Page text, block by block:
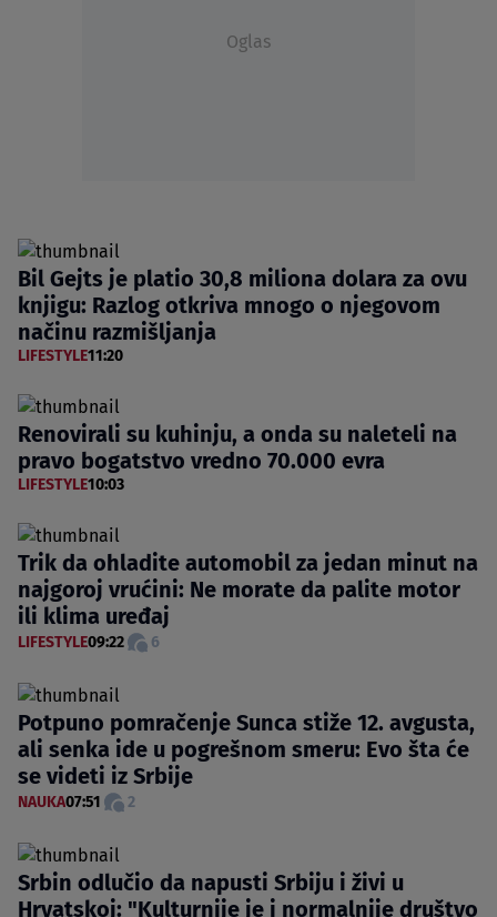
Oglas
Bil Gejts je platio 30,8 miliona dolara za ovu
knjigu: Razlog otkriva mnogo o njegovom
načinu razmišljanja
LIFESTYLE11:20
Renovirali su kuhinju, a onda su naleteli na
pravo bogatstvo vredno 70.000 evra
LIFESTYLE10:03
Trik da ohladite automobil za jedan minut na
najgoroj vrućini: Ne morate da palite motor
ili klima uređaj
LIFESTYLE09:22 6
Potpuno pomračenje Sunca stiže 12. avgusta,
ali senka ide u pogrešnom smeru: Evo šta će
se videti iz Srbije
NAUKA07:51 2
Srbin odlučio da napusti Srbiju i živi u
Hrvatskoj: "Kulturnije je i normalnije društvo